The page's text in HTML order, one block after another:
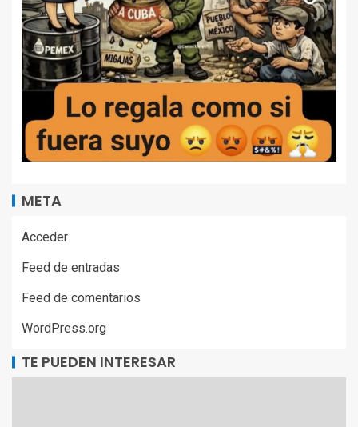
META
Acceder
Feed de entradas
Feed de comentarios
WordPress.org
TE PUEDEN INTERESAR